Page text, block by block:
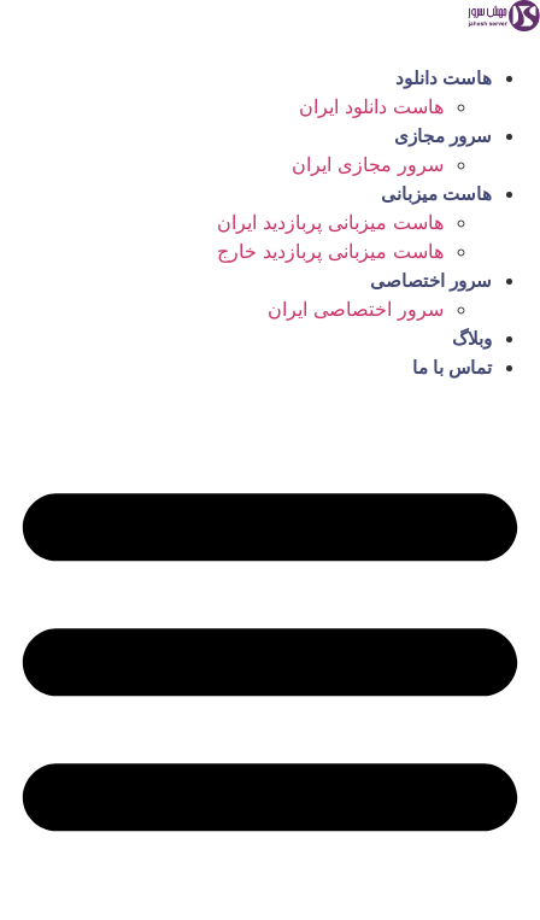
پرش
محتوا
هاست دانلود
هاست دانلود ایران
سرور مجازی
سرور مجازی ایران
هاست میزبانی
هاست میزبانی پربازدید ایران
هاست میزبانی پربازدید خارج
سرور اختصاصی
سرور اختصاصی ایران
وبلاگ
تماس با ما